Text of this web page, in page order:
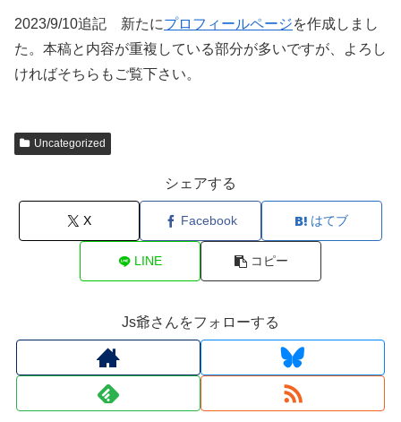
2023/9/10追記 新たにプロフィールページを作成しまし
た。本稿と内容が重複している部分が多いですが、よろし
ければそちらもご覧下さい。
Uncategorized
シェアする
X Facebook はてブ
LINE コピー
Js爺さんをフォローする